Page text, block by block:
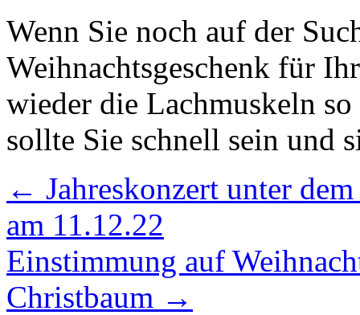
Wenn Sie noch auf der
Weihnachtsgeschenk für
wieder die Lachmuskeln
sollte Sie schnell sein und
← Jahreskonzert unter
am 11.12.22
Einstimmung auf
Christbaum →